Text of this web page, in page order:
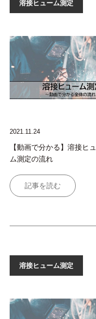
溶接ヒューム測定
2021.11.24
【動画で分かる】溶接ヒ
ム測定の流れ
記事を読む
溶接ヒューム測定